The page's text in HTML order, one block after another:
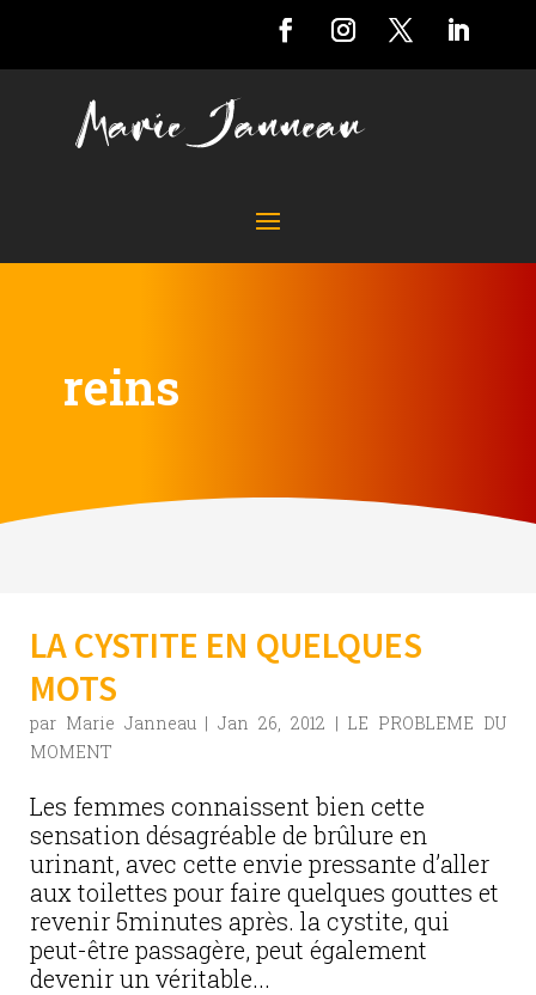
reins
LA CYSTITE EN QUELQUES
MOTS
par Marie Janneau|Jan 26, 2012 | LE PROBLEME DU
MOMENT
Les femmes connaissent bien cette
sensation désagréable de brûlure en
urinant, avec cette envie pressante d’aller
aux toilettes pour faire quelques gouttes et
revenir 5minutes après. la cystite, qui
peut-être passagère, peut également
devenir un véritable...